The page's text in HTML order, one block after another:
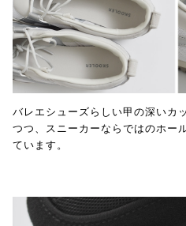
バレエシューズらしい甲の深いカ
つつ、スニーカーならではのホー
ています。